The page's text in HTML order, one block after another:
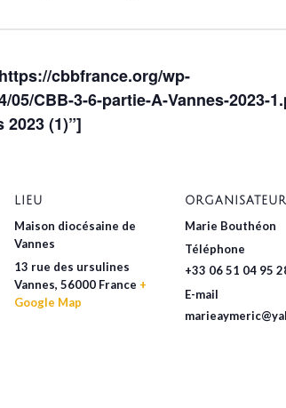
cbbfrance.org/wp-
05/CBB-3-6-partie-A-Vannes-2023-
2023 (1)”]
LIEU
Maison diocésaine de
Vannes
13 rue des ursulines
Vannes, 56000 France +
Google Map
ORGANISATEUR
Marie Bouthéon
Téléphone
+33 06 51 04 95
E-mail